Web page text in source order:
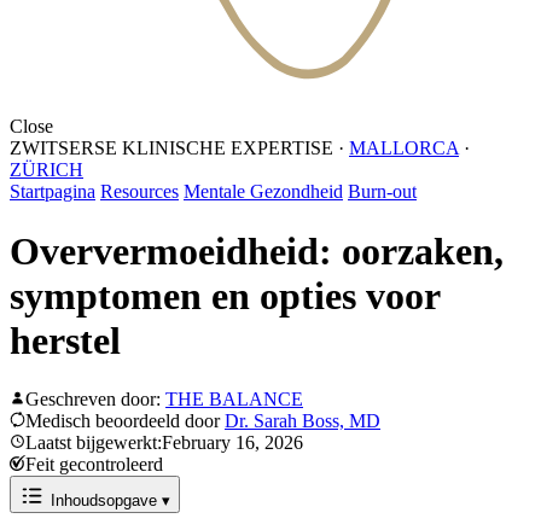
Close
ZWITSERSE KLINISCHE EXPERTISE · MALLORCA ·
ZÜRICH
Startpagina Resources Mentale Gezondheid Burn-out
Oververmoeidheid: oorzaken,
symptomen en opties voor
herstel
Geschreven door: THE BALANCE
Medisch beoordeeld doorDr. Sarah Boss, MD
Laatst bijgewerkt:February 16, 2026
Feit gecontroleerd
Inhoudsopgave ▾